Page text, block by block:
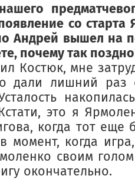
со старта
Андрей вышел на
почему так
Костюк, мне
дали лишний раз
это я
когда тот
момент, когда
своим
окончательно.